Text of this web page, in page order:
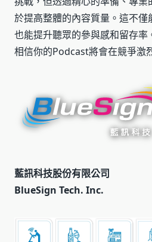
於提高整體的內容質量。這不
也能提升聽眾的參與感和留存率
相信你的Podcast將會在競爭激
藍訊科技股份有限公司
BlueSign Tech. Inc.